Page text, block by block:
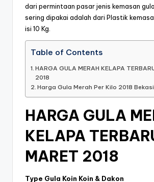
dari permintaan pasar jenis kemasan
sering dipakai adalah dari Plastik
isi 10 Kg.
Table of Contents
HARGA GULA MERAH KELAPA
2018
Harga Gula Merah Per Kilo 2018 Bekasi
HARGA GULA
KELAPA
MARET 2018
Type Gula Koin Koin & Dakon